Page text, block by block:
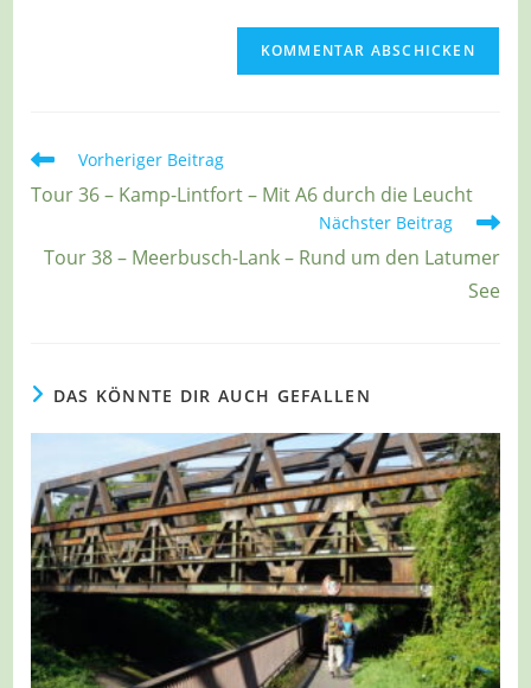
Weitere
ansehen
Vorheriger Beitrag
Tour 36 – Kamp-Lintfort – Mit A6 durch die Leucht
Nächster Beitrag
Tour 38 – Meerbusch-Lank – Rund um den Latumer
See
DAS KÖNNTE DIR AUCH GEFALLEN